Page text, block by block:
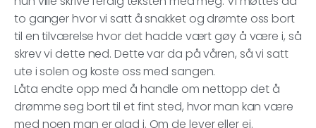
to ganger hvor vi satt å snakket og drømte oss bort
til en tilværelse hvor det hadde vært gøy å være i, så
skrev vi dette ned. Dette var da på våren, så vi satt
ute i solen og koste oss med sangen.
Låta endte opp med å handle om nettopp det å
drømme seg bort til et fint sted, hvor man kan være
med noen man er glad i. Om de lever eller ei.